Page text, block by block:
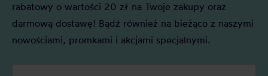
rabatowy o wartości 20 zł na Twoje zakupy oraz
darmową dostawę! Bądź również na bieżąco z naszymi
nowościami, promkami i akcjami specjalnymi.